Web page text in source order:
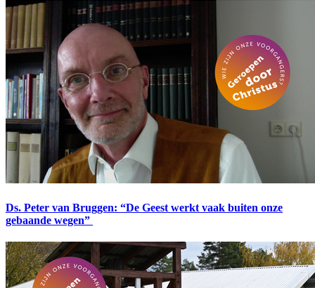
Ds. Peter van Bruggen: “De Geest werkt vaak buiten onze
gebaande wegen”